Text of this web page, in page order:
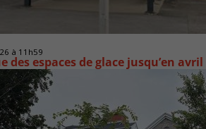
à 11h59
des espaces de glace jusqu’en avril